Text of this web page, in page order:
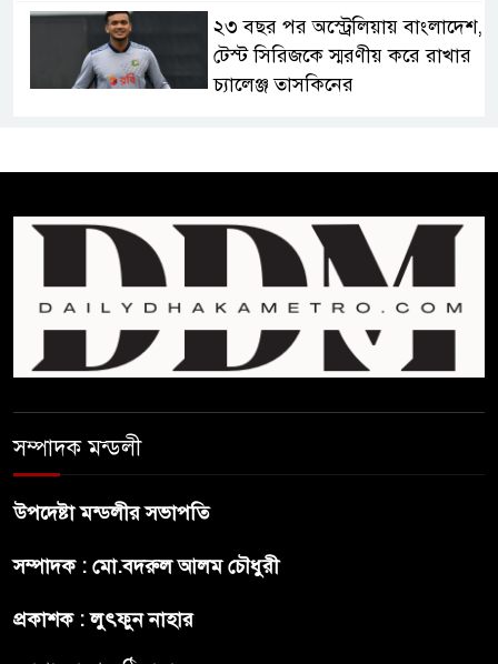
২৩ বছর পর অস্ট্রেলিয়ায় বাংলাদেশ,
টেস্ট সিরিজকে স্মরণীয় করে রাখার
চ্যালেঞ্জ তাসকিনের
উধাও!
টিকিট চেকিংয়ের সময় রেল
কর্মকর্তার ওপর হামলা, ৫ জনের
বিরুদ্ধে এজাহার
৩৫ বছর পর রাষ্ট্রপতি পদে ভোট ,
কিনেছে দুটি ফরম
সম্পাদক মন্ডলী
উপদেষ্টা মন্ডলীর সভাপতি
সম্পাদক : মো.বদরুল আলম চৌধুরী
প্রকাশক : লুৎফুন নাহার